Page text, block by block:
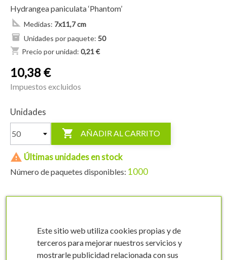
Hydrangea paniculata ‘Phantom’
Medidas: 7x11,7 cm
Unidades por paquete: 50
shopping_cart Precio por unidad: 0,21 €
10,38 €
Impuestos excluidos
Unidades
 AÑADIR AL CARRITO
 Últimas unidades en stock
Número de paquetes disponibles: 1000
Paquetes
Descuento
unitario
Usted ahorra
Este sitio web utiliza cookies propias y de
terceros para mejorar nuestros servicios y
mostrarle publicidad relacionada con sus